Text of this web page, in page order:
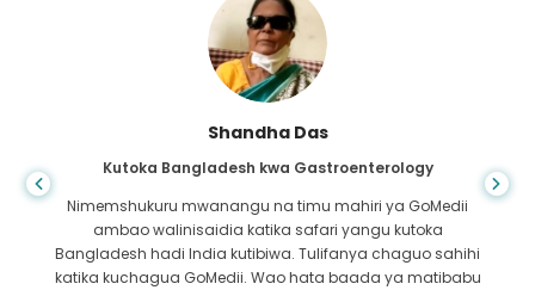
Shandha Das
Kutoka Bangladesh kwa Gastroenterology
Nimemshukuru mwanangu na timu mahiri ya GoMedii
ambao walinisaidia katika safari yangu kutoka
Bangladesh hadi India kutibiwa. Tulifanya chaguo sahihi
katika kuchagua GoMedii. Wao hata baada ya matibabu